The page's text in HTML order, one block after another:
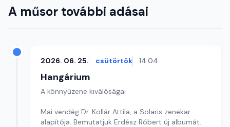
A műsor további adásai
2026. 06. 25. csütörtök 14:04
Hangárium
A könnyűzene kiválóságai
Mai vendég Dr. Kollár Attila, a Solaris zenekar
alapítója. Bemutatjuk Erdész Róbert új albumát.